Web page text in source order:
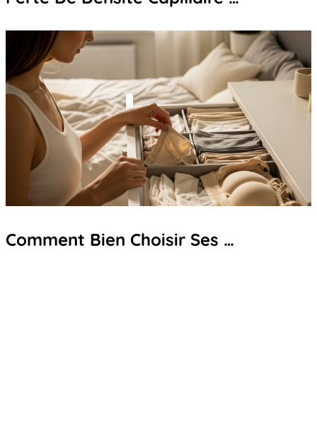
Comment Bien Choisir Ses …